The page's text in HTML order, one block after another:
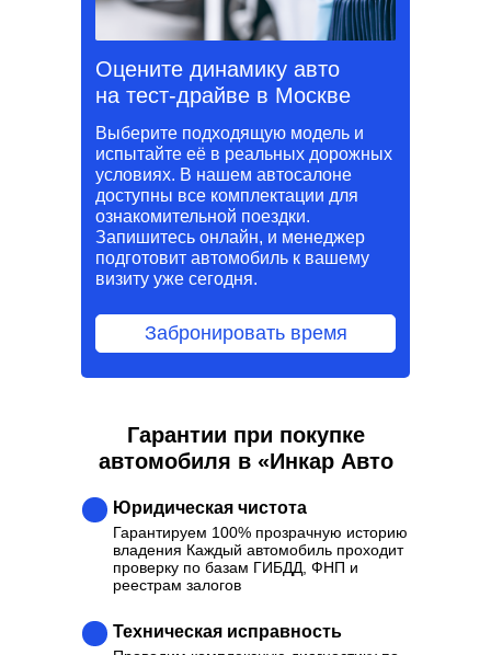
Оцените динамику авто
на тест-драйве в Москве
Выберите подходящую модель и
испытайте её в реальных дорожных
условиях. В нашем автосалоне
доступны все комплектации для
ознакомительной поездки.
Запишитесь онлайн, и менеджер
подготовит автомобиль к вашему
визиту уже сегодня.
Забронировать время
Гарантии при покупке
автомобиля в «Инкар Авто
Юридическая чистота
Гарантируем 100% прозрачную историю
владения Каждый автомобиль проходит
проверку по базам ГИБДД, ФНП и
реестрам залогов
Техническая исправность
Оставить заявку
Ваш надежный партнер в
выборе качественного
Каталог О нас
Контакты
Выкуп
Трейд-Ин
Кредит